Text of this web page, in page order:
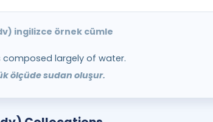
ingilizce örnek cümle
composed largely of water.
ölçüde sudan oluşur.